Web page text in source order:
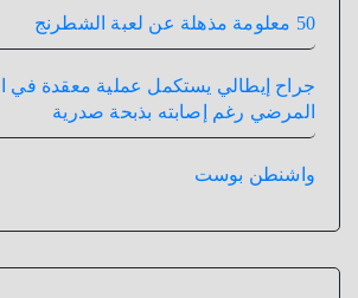
50 معلومة مذهلة عن لعبة الشطرنج
جراح إيطالي يستكمل عملية معقدة في
المرضي رغم إصابته بذبحة صدرية
واشنطن بوست